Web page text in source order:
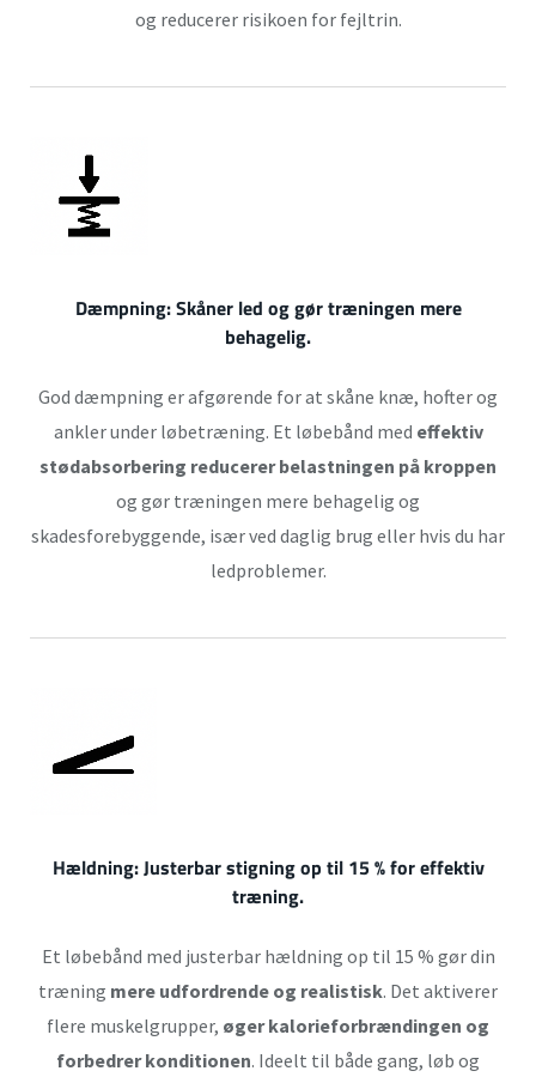
og reducerer risikoen for fejltrin.
Dæmpning:Skåner led og gør træningen mere
behagelig.
God dæmpning er afgørende for at skåne knæ, hofter og
ankler under løbetræning. Et løbebånd med effektiv
stødabsorbering reducerer belastningen på kroppen
og gør træningen mere behagelig og
skadesforebyggende, især ved daglig brug eller hvis du har
ledproblemer.
Hældning:Justerbar stigning op til 15 % for effektiv
træning.
Et løbebånd med justerbar hældning op til 15 % gør din
træning mere udfordrende og realistisk. Det aktiverer
flere muskelgrupper, øger kalorieforbrændingen og
forbedrer konditionen. Ideelt til både gang, løb og